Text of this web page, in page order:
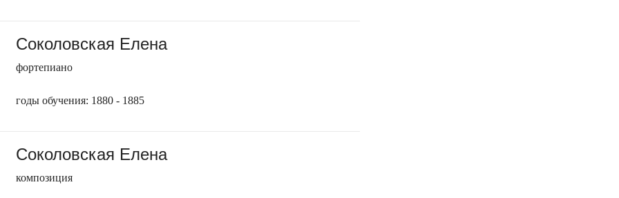
Соколовская Елена
фортепиано
годы обучения: 1880 - 1885
Соколовская Елена
композиция